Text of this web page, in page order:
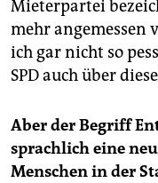
Mieterpartei
mehr angemessen
ich gar nicht so
SPD auch über
Aber der Begriff
sprachlich eine
Menschen in der